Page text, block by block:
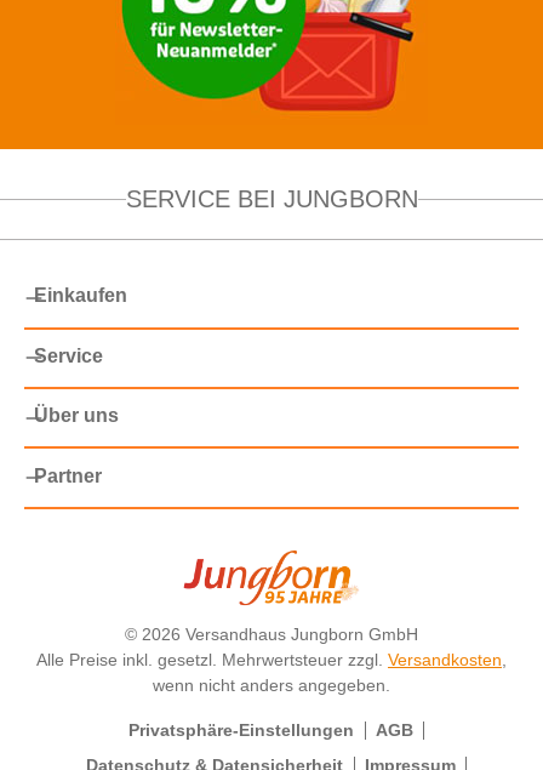
SERVICE BEI JUNGBORN
Einkaufen
Service
Über uns
Partner
© 2026 Versandhaus Jungborn GmbH
Alle Preise inkl. gesetzl. Mehrwertsteuer zzgl. Versandkosten
wenn nicht anders angegeben.
Privatsphäre-Einstellungen
AGB
Datenschutz & Datensicherheit
Impressum